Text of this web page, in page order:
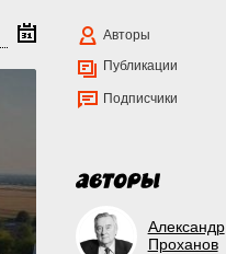
Авторы
Публикации
Подписчики
Александр
Проханов